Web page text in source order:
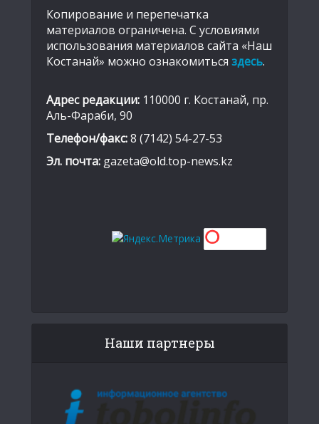
Копирование и перепечатка
материалов ограничена. С условиями
использования материалов сайта «Наш
Костанай» можно ознакомиться здесь.
Адрес редакции: 110000 г. Костанай, пр.
Аль-Фараби, 90
Телефон/факс:8 (7142) 54-27-53
Эл. почта: gazeta@old.top-news.kz
Наши партнеры